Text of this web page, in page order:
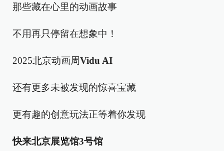
那些藏在心里的动画故事
不用再只停留在想象中！
2025北京动画周Vidu AI
还有更多未被发现的惊喜宝藏
更有趣的创意玩法正等着你发现
快来北京展览馆3号馆